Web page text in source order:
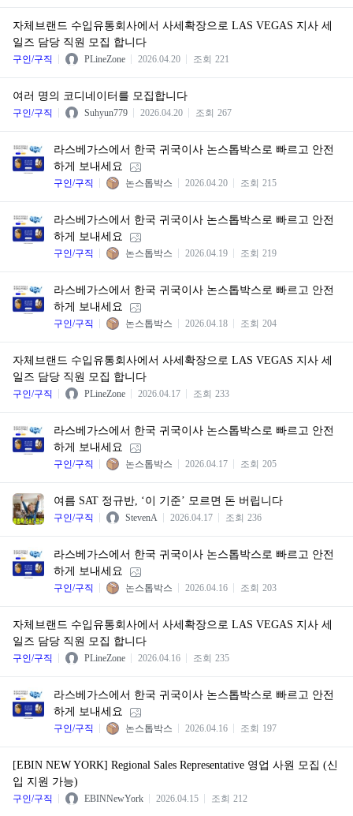
자체브랜드 수입유통회사에서 사세확장으로 LAS VEGAS 지사 세
일즈 담당 직원 모집 합니다
구인/구직 PLineZone 2026.04.20 조회 221
여러 명의 코디네이터를 모집합니다
구인/구직 Suhyun779 2026.04.20 조회 267
라스베가스에서 한국 귀국이사 논스톱박스로 빠르고 안전
하게 보내세요
구인/구직 논스톱박스 2026.04.20 조회 215
라스베가스에서 한국 귀국이사 논스톱박스로 빠르고 안전
하게 보내세요
구인/구직 논스톱박스 2026.04.19 조회 219
라스베가스에서 한국 귀국이사 논스톱박스로 빠르고 안전
하게 보내세요
구인/구직 논스톱박스 2026.04.18 조회 204
자체브랜드 수입유통회사에서 사세확장으로 LAS VEGAS 지사 세
일즈 담당 직원 모집 합니다
구인/구직 PLineZone 2026.04.17 조회 233
라스베가스에서 한국 귀국이사 논스톱박스로 빠르고 안전
하게 보내세요
구인/구직 논스톱박스 2026.04.17 조회 205
여름 SAT 정규반, ‘이 기준’ 모르면 돈 버립니다
구인/구직 StevenA 2026.04.17 조회 236
라스베가스에서 한국 귀국이사 논스톱박스로 빠르고 안전
하게 보내세요
구인/구직 논스톱박스 2026.04.16 조회 203
자체브랜드 수입유통회사에서 사세확장으로 LAS VEGAS 지사 세
일즈 담당 직원 모집 합니다
구인/구직 PLineZone 2026.04.16 조회 235
라스베가스에서 한국 귀국이사 논스톱박스로 빠르고 안전
하게 보내세요
구인/구직 논스톱박스 2026.04.16 조회 197
[EBIN NEW YORK] Regional Sales Representative 영업 사원 모집 (신
입 지원 가능)
구인/구직 EBINNewYork 2026.04.15 조회 212